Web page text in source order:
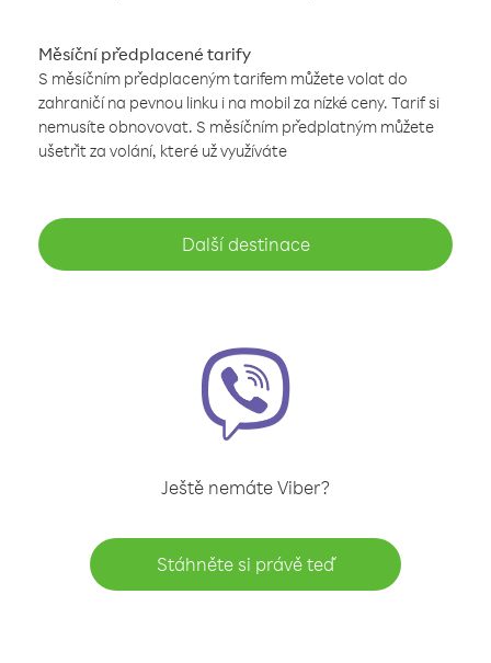
Měsíční předplacené tarify
S měsíčním předplaceným tarifem můžete volat do
zahraničí na pevnou linku i na mobil za nízké ceny. Tarif si
nemusíte obnovovat. S měsíčním předplatným můžete
ušetřit za volání, které už využíváte
Další destinace
Ještě nemáte Viber?
Stáhněte si právě teď